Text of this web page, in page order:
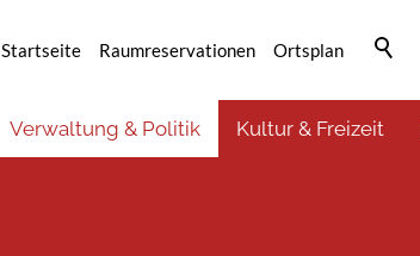
Startseite Raumreservationen Ortsplan
Verwaltung & Politik Kultur & Freizeit